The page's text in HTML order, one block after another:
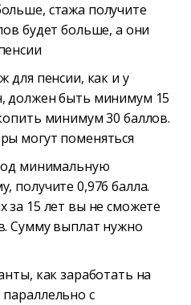
стажа получите
будет больше, а они
для пенсии, как и у
должен быть минимум 15
минимум 30 баллов.
могут поменяться
минимальную
получите 0,976 балла.
за 15 лет вы не сможете
Сумму выплат нужно
как заработать на
с